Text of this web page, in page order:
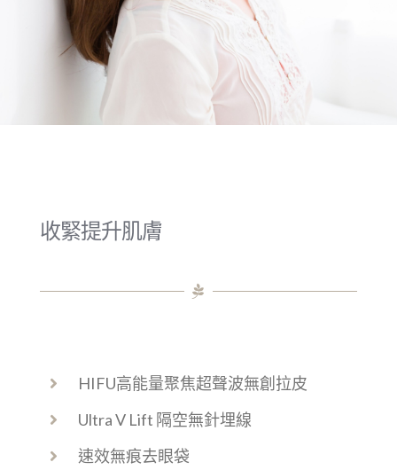
收緊提升肌膚
HIFU高能量聚焦超聲波無創拉皮
Ultra V Lift 隔空無針埋線
速效無痕去眼袋